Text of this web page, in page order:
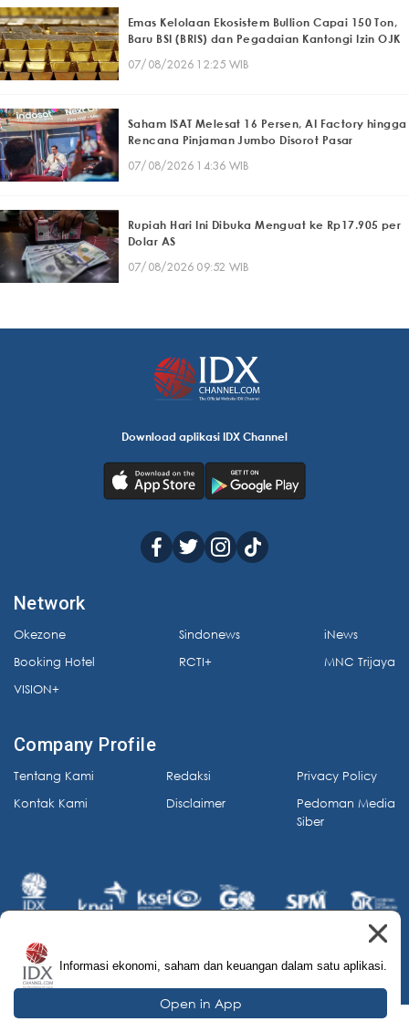
Emas Kelolaan Ekosistem Bullion Capai 150 Ton,
Baru BSI (BRIS) dan Pegadaian Kantongi Izin OJK
07/08/2026 12:25 WIB
Saham ISAT Melesat 16 Persen, AI Factory hingga
Rencana Pinjaman Jumbo Disorot Pasar
07/08/2026 14:36 WIB
Rupiah Hari Ini Dibuka Menguat ke Rp17.905 per
Dolar AS
07/08/2026 09:52 WIB
Download aplikasi IDX Channel
Network
Okezone
Booking Hotel
VISION+
Sindonews
RCTI+
iNews
MNC Trijaya
Company Profile
Tentang Kami
Kontak Kami
Redaksi
Disclaimer
Privacy Policy
Pedoman Media
Siber
© 2026 IDX Channel. All Rights Reserved.
Informasi ekonomi, saham dan keuangan dalam satu aplikasi.
Open in App